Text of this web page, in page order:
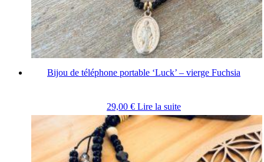
Bijou de téléphone portable ‘Luck’ – vierge Fuchsia
29,00 € Lire la suite